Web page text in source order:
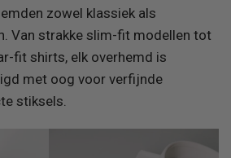
zowel klassiek als
Van strakke slim-fit modellen tot
fit shirts, elk overhemd is
met oog voor verfijnde
stiksels.